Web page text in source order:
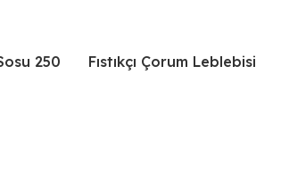
250
Fıstıkçı Çorum Leblebisi